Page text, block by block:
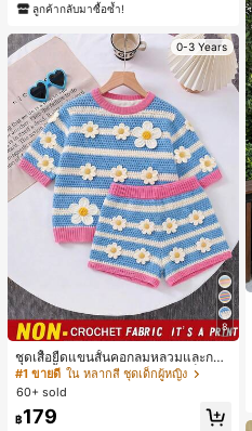
ลูกค้ากลับมาซื้อซ้ำ!
0-3 Years
8
ชุดเสื้อยืดแขนสั้นคอกลมหลวมและกาง
เกงขาสั้นไบค์เกอร์รัดรูปสำหรับเด็กผู้ห
ญิง สไตล์มินิมอล เหมาะสำหรับฤดูใบไ
ม้ผลิและฤดูร้อน
#1 ขายดี ใน หลากสี ชุดเด็กผู้หญิง
60+ sold
฿179